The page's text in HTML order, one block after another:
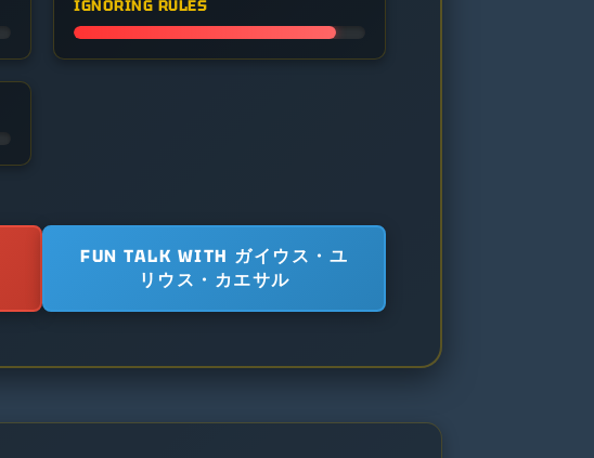
IGNORING RULES
FUN TALK WITH ガイウス・ユ
リウス・カエサル